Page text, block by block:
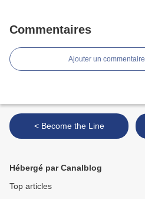
Commentaires
Ajouter un commentaire
< Become the Line
Hébergé par Canalblog
Top articles